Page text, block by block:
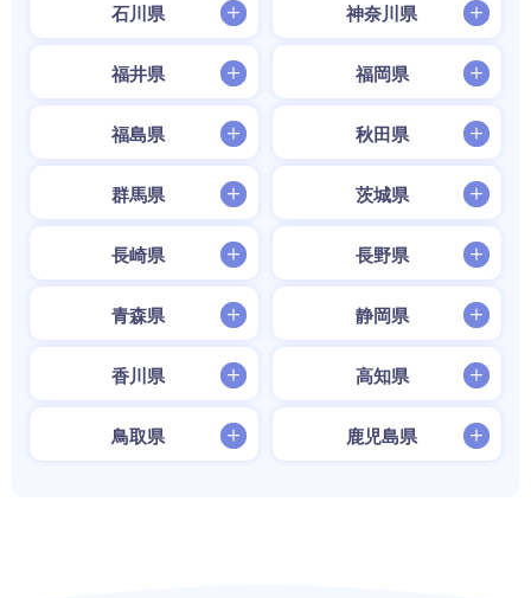
石川県 神奈川県
福井県 福岡県
福島県 秋田県
群馬県 茨城県
長崎県 長野県
青森県 静岡県
香川県 高知県
鳥取県 鹿児島県